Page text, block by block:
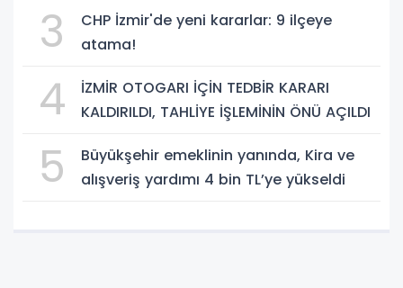
3
CHP İzmir'de yeni kararlar: 9 ilçeye
atama!
4
İZMİR OTOGARI İÇİN TEDBİR KARARI
KALDIRILDI, TAHLİYE İŞLEMİNİN ÖNÜ AÇILDI
5
Büyükşehir emeklinin yanında, Kira ve
alışveriş yardımı 4 bin TL’ye yükseldi